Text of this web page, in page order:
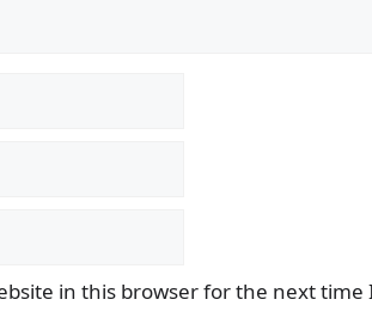
in this browser for the next